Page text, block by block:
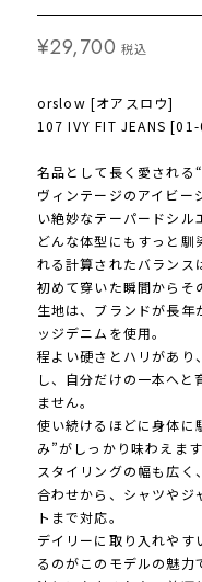
¥29,700 税込
orslow [オアスロウ]
107 IVY FIT JEANS
名品として長く愛される
ヴィンテージのアイビー
い絶妙なテーパードシル
どんな体型にもすっと馴
れる計算されたバランス
初めて穿いた瞬間からそ
生地は、ブランドが長
ッジデニムを使用。
程よい硬さとハリがあり
し、自分だけの一本へと
ません。
使い続けるほどに身体に
み”がしっかり味わえます
スタイリングの幅も広
合わせから、シャツやジ
トまで対応。
デイリーに取り入れやす
るのがこのモデルの魅力